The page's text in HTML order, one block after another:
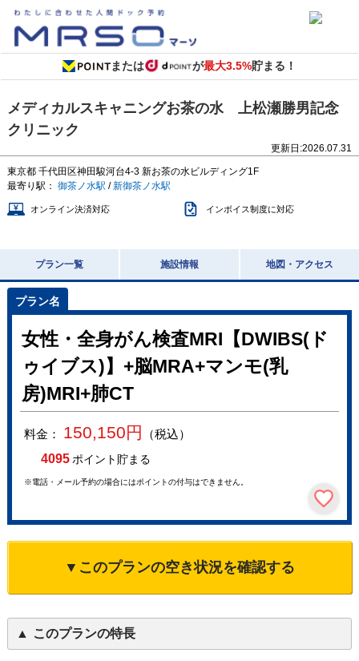
または が最大3.5%貯まる！
メディカルスキャニングお茶の水 上松瀬勝男記念
クリニック
更新日:2026.07.31
東京都 千代田区神田駿河台4-3 新お茶の水ビルディング1F
最寄り駅： 御茶ノ水駅 /新御茶ノ水駅
オンライン決済対応 インボイス制度に対応
プラン一覧 施設情報 地図・アクセス
女性・全身がん検査MRI【DWIBS(ド
ゥイブス)】+脳MRA+マンモ(乳
房)MRI+肺CT
料金： 150,150円
（税込）
4095ポイント貯まる
※電話・メール予約の場合にはポイントの付与はできません。
▼このプランの空き状況を確認する
このプランの特長